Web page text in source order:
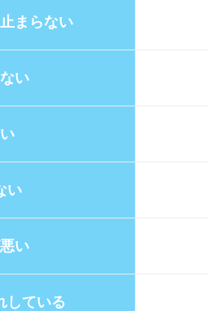
まらない
い
い
い
している